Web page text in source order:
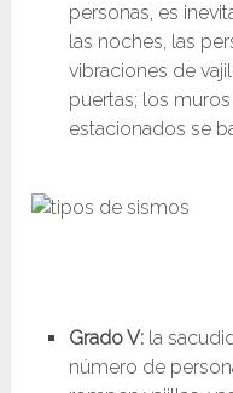
personas, es
las noches, las
vibraciones de
puertas; los
estacionados se
Grado V:la
número de